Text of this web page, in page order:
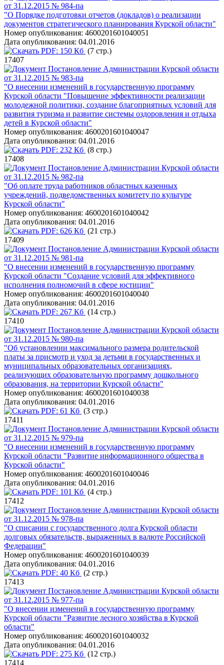
от 31.12.2015 № 984-па
"О Порядке подготовки отчетов (докладов) о реализации
документов стратегического планирования Курской области"
Номер опубликования: 4600201601040051
Дата опубликования: 04.01.2016
PDF: 150 Кб (7 стр.)
17407
Постановление Администрации Курской области
от 31.12.2015 № 983-па
"О внесении изменений в государственную программу
Курской области "Повышение эффективности реализации
молодежной политики, создание благоприятных условий для
развития туризма и развитие системы оздоровления и отдыха
детей в Курской области"
Номер опубликования: 4600201601040047
Дата опубликования: 04.01.2016
PDF: 232 Кб (8 стр.)
17408
Постановление Администрации Курской области
от 31.12.2015 № 982-па
"Об оплате труда работников областных казенных
учреждений, подведомственных комитету по культуре
Курской области"
Номер опубликования: 4600201601040042
Дата опубликования: 04.01.2016
PDF: 626 Кб (21 стр.)
17409
Постановление Администрации Курской области
от 31.12.2015 № 981-па
"О внесении изменений в государственную программу
Курской области "Создание условий для эффективного
исполнения полномочий в сфере юстиции"
Номер опубликования: 4600201601040040
Дата опубликования: 04.01.2016
PDF: 267 Кб (14 стр.)
17410
Постановление Администрации Курской области
от 31.12.2015 № 980-па
"Об установлении максимального размера родительской
платы за присмотр и уход за детьми в государственных и
муниципальных образовательных организациях,
реализующих образовательную программу дошкольного
образования, на территории Курской области"
Номер опубликования: 4600201601040038
Дата опубликования: 04.01.2016
PDF: 61 Кб (3 стр.)
17411
Постановление Администрации Курской области
от 31.12.2015 № 979-па
"О внесении изменений в государственную программу
Курской области "Развитие информационного общества в
Курской области"
Номер опубликования: 4600201601040046
Дата опубликования: 04.01.2016
PDF: 101 Кб (4 стр.)
17412
Постановление Администрации Курской области
от 31.12.2015 № 978-па
"О списании с государственного долга Курской области
долговых обязательств, выраженных в валюте Российской
Федерации"
Номер опубликования: 4600201601040039
Дата опубликования: 04.01.2016
PDF: 40 Кб (2 стр.)
17413
Постановление Администрации Курской области
от 31.12.2015 № 977-па
"О внесении изменений в государственную программу
Курской области "Развитие лесного хозяйства в Курской
области"
Номер опубликования: 4600201601040032
Дата опубликования: 04.01.2016
PDF: 275 Кб (12 стр.)
17414